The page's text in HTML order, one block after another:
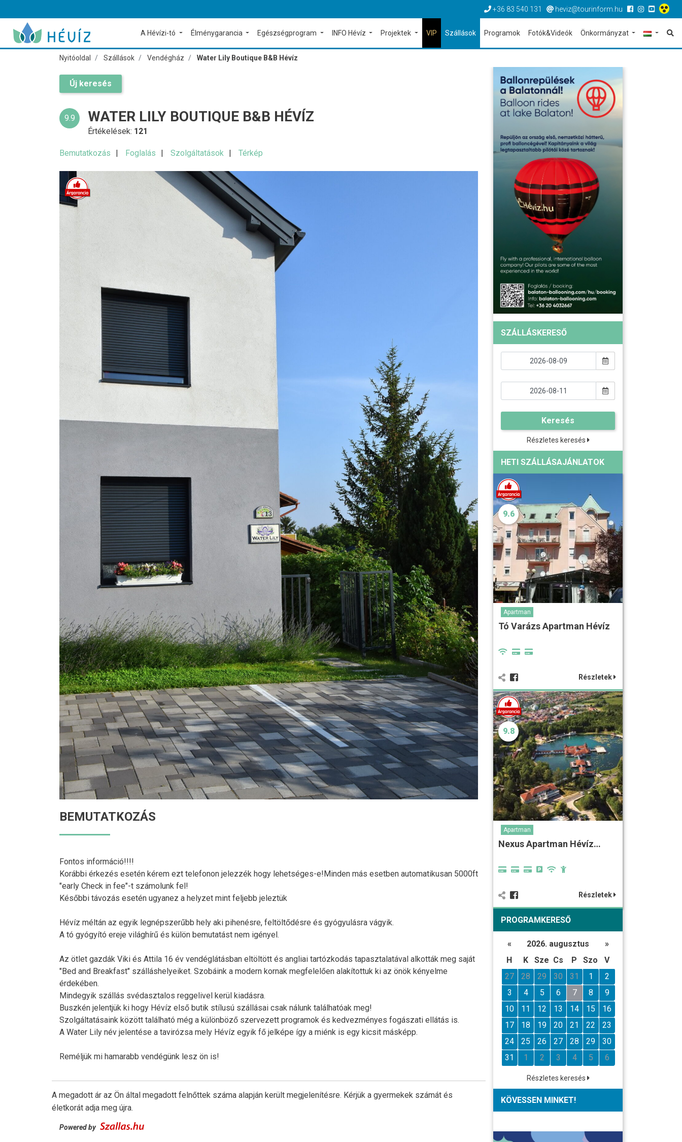
+36 83 540 131 heviz@tourinform.hu
A Hévízi-tó Élménygarancia Egészségprogram INFO Hévíz Projektek VIP Szállások Programok Fotók&Videók Önkormányzat
Nyitóoldal Szállások Vendégház Water Lily Boutique B&B Hévíz
Új keresés
9.9 WATER LILY BOUTIQUE B&B HÉVÍZ
Értékelések: 121
Bemutatkozás Foglalás Szolgáltatások Térkép
BEMUTATKOZÁS
Fontos információ!!!!
Korábbi érkezés esetén kérem ezt telefonon jelezzék hogy lehetséges-e!Minden más esetben automatikusan 5000ft
"early Check in fee"-t számolunk fel!
Későbbi távozás esetén ugyanez a helyzet mint feljebb jeleztük
Hévíz méltán az egyik legnépszerűbb hely aki pihenésre, feltöltődésre és gyógyulásra vágyik.
A tó gyógyító ereje világhírű és külön bemutatást nem igényel.
Az ötlet gazdák Viki és Attila 16 év vendéglátásban eltöltött és angliai tartózkodás tapasztalatával alkották meg saját
"Bed and Breakfast" szálláshelyeiket. Szobáink a modern kornak megfelelően alakítottuk ki az önök kényelme
érdekében.
Mindegyik szállás svédasztalos reggelivel kerül kiadásra.
Buszkén jelentjük ki hogy Hévíz első butik stílusú szállásai csak nálunk találhatóak meg!
Szolgáltatásaink között található még a különböző szervezett programok és kedvezményes fogászati ellátás is.
A Water Lily név jelentése a tavirózsa mely Hévíz egyik fő jelképe így a miénk is egy kicsit másképp.
Reméljük mi hamarabb vendégünk lesz ön is!
A megadott ár az Ön által megadott felnőttek száma alapján került megjelenítésre. Kérjük a gyermekek számát és
életkorát adja meg újra.
Powered by
SZÁLLÁSKERESŐ
Keresés
Részletes keresés
HETI SZÁLLÁSAJÁNLATOK
9.6
Apartman
Tó Varázs Apartman Hévíz
Részletek
9.8
Apartman
Nexus Apartman Hévíz…
Részletek
PROGRAMKERESŐ
« 2026. augusztus
»
H
K Sze Cs P Szo
V
27
28 29 30 31 1
2
3
4 5 6 7 8
9
10
11 12 13 14 15
16
17
18 19 20 21 22
23
24
25 26 27 28 29
30
31
1 2 3 4 5 6
Részletes keresés
KÖVESSEN MINKET!